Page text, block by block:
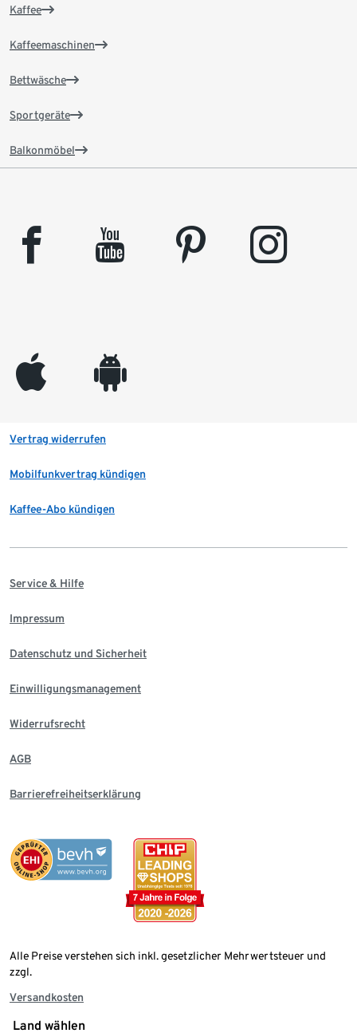
Kaffee
Kaffeemaschinen
Bettwäsche
Sportgeräte
Balkonmöbel
facebook youtube pinterest instagram
appleinc android
Vertrag widerrufen
Mobilfunkvertrag kündigen
Kaffee-Abo kündigen
Service & Hilfe
Impressum
Datenschutz und Sicherheit
Einwilligungsmanagement
Widerrufsrecht
AGB
Barrierefreiheitserklärung
Alle Preise verstehen sich inkl. gesetzlicher Mehrwertsteuer und
zzgl.
Versandkosten
Land wählen